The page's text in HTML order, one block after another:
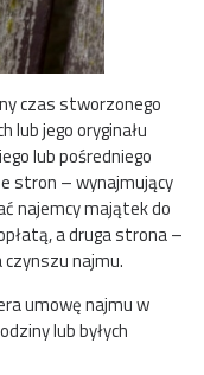
czas stworzonego
lub jego oryginału
lub pośredniego
stron – wynajmujący
najemcy majątek do
a druga strona –
najmu.
umowę najmu w
lub byłych